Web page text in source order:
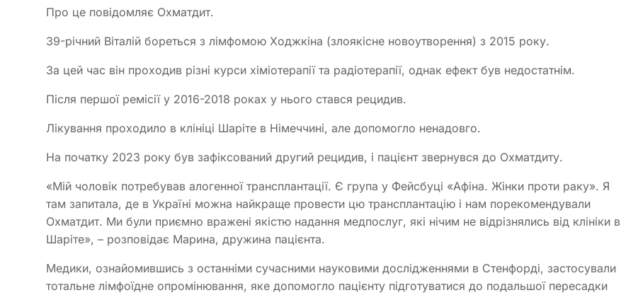
Про це повідомляє Охматдит.
39-річний Віталій бореться з лімфомою Ходжкіна (злоякісне новоутворення) з 2015 року.
За цей час він проходив різні курси хіміотерапії та радіотерапії, однак ефект був недостатнім.
Після першої ремісії у 2016-2018 роках у нього стався рецидив.
Лікування проходило в клініці Шаріте в Німеччині, але допомогло ненадовго.
На початку 2023 року був зафіксований другий рецидив, і пацієнт звернувся до Охматдиту.
«Мій чоловік потребував алогенної трансплантації. Є група у Фейсбуці «Афіна. Жінки проти раку». Я
там запитала, де в Україні можна найкраще провести цю трансплантацію і нам порекомендували
Охматдит. Ми були приємно вражені якістю надання медпослуг, які нічим не відрізнялись від клініки в
Шаріте», – розповідає Марина, дружина пацієнта.
Медики, ознайомившись з останніми сучасними науковими дослідженнями в Стенфорді, застосували
тотальне лімфоїдне опромінювання, яке допомогло пацієнту підготуватися до подальшої пересадки